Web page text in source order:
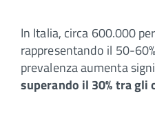
In Italia, circa 600.000
rappresentando il 50-
prevalenza aumenta
superando il 30% tra gli